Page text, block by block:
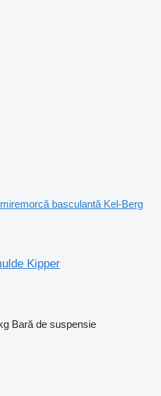
basculantă Kel-Berg
Kipper
Bară de suspensie